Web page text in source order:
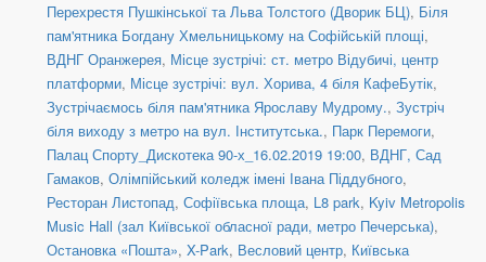
Перехрестя Пушкінської та Льва Толстого (Дворик БЦ), Біля
пам'ятника Богдану Хмельницькому на Софійській площі,
ВДНГ Оранжерея, Місце зустрічі: ст. метро Відубичі, центр
платформи, Місце зустрічі: вул. Хорива, 4 біля КафеБутік,
Зустрічаємось біля пам'ятника Ярославу Мудрому., Зустріч
біля виходу з метро на вул. Інститутська., Парк Перемоги,
Палац Спорту_Дискотека 90-х_16.02.2019 19:00, ВДНГ, Сад
Гамаков, Олімпійський коледж імені Івана Піддубного,
Ресторан Листопад, Софіївська площа, L8 park, Kyiv Metropolis
Music Hall (зал Київської обласної ради, метро Печерська),
Остановка «Пошта», X-Park, Весловий центр, Київська